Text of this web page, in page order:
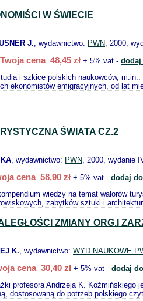
W ŚWIECIE
J., wydawnictwo: PWN, 2000,
Twoja cena 48,45 zł + 5% vat - dodaj
i szkice polskich naukowców,
ekonomistów emigracyjnych, od lat
ŚWIATA CZ.2
, wydawnictwo: PWN, 2000, wydanie
cena 58,90 zł + 5% vat - dodaj
wiedzy na temat walorów
zabytków sztuki i
ZMIANY ORG.I
K., wydawnictwo: WYD.NAUKOWE
cena 30,40 zł + 5% vat - dodaj
profesora Andrzeja K. Koźmińskiego
dostosowaną do potrzeb polskiego